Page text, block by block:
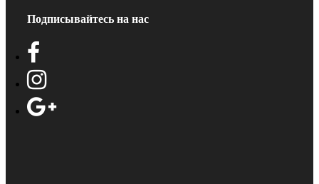
Подписывайтесь на нас